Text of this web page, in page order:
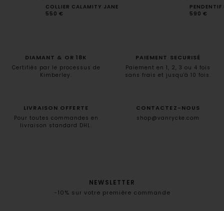
COLLIER CALAMITY JANE
550 €
PENDENTIF
590 €
DIAMANT & OR 18K
Certifiés par le processus de
Kimberley.
PAIEMENT SECURISÉ
Paiement en 1, 2, 3 ou 4 fois
sans frais et jusqu'à 10 fois.
LIVRAISON OFFERTE
Pour toutes commandes en
livraison standard DHL.
CONTACTEZ-NOUS
shop@vanrycke.com
NEWSLETTER
-10% sur votre première commande